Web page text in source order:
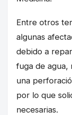
Entre otros
algunas
debido a
fuga de agua,
una
por lo que
necesarias.